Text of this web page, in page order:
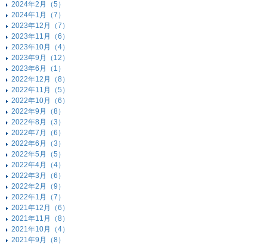
2024年2月（5）
2024年1月（7）
2023年12月（7）
2023年11月（6）
2023年10月（4）
2023年9月（12）
2023年6月（1）
2022年12月（8）
2022年11月（5）
2022年10月（6）
2022年9月（8）
2022年8月（3）
2022年7月（6）
2022年6月（3）
2022年5月（5）
2022年4月（4）
2022年3月（6）
2022年2月（9）
2022年1月（7）
2021年12月（6）
2021年11月（8）
2021年10月（4）
2021年9月（8）